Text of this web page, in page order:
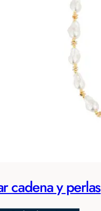
cadena y perlas